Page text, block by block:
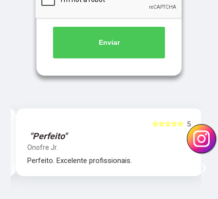
Enviar
5
☆☆☆☆☆
"Perfeito"
Onofre Jr.
Perfeito. Excelente profissionais.
‹